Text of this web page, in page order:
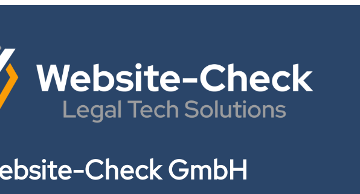
Check GmbH